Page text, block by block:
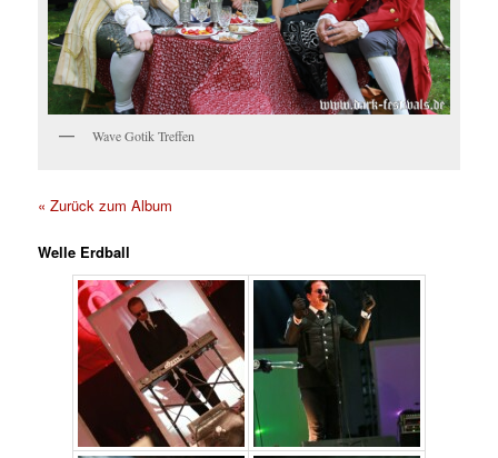
Wave Gotik Treffen
« Zurück zum Album
Welle Erdball